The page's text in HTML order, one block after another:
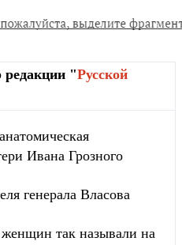
редакции "Русской
Ивана Грозного
генерала Власова
так называли на